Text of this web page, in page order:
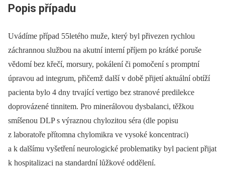
Popis případu
Uvádíme případ 55letého muže, který byl přivezen rychlou
záchrannou službou na akutní interní příjem po krátké poruše
vědomí bez křečí, morsury, pokálení či pomočení s promptní
úpravou ad integrum, přičemž další v době přijetí aktuální obtíží
pacienta bylo 4 dny trvající vertigo bez stranové predilekce
doprovázené tinnitem. Pro minerálovou dysbalanci, těžkou
smíšenou DLP s výraznou chylozitou séra (dle popisu
z laboratoře přítomna chylomikra ve vysoké koncentraci)
a k dalšímu vyšetření neurologické problematiky byl pacient přijat
k hospitalizaci na standardní lůžkové oddělení.